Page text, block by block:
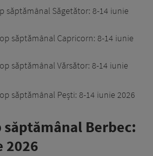
săptămânal Săgetător: 8-14 iunie
săptămânal Capricorn: 8-14 iunie
săptămânal Vărsător: 8-14 iunie
săptămânal Pești: 8-14 iunie 2026
săptămânal Berbec:
2026